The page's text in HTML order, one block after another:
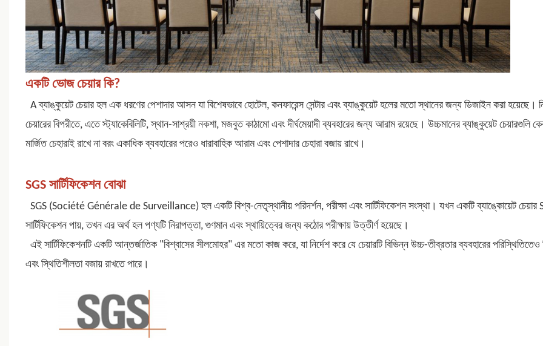
একটি ভোজ চেয়ার কি?
Aব্যাঙ্কুয়েট চেয়ারহল এক ধরণের পেশাদার আসন যা বিশেষভাবে হোটেল, কনফারেন্স সেন্টার এবং ব্যাঙ্কুয়েট হলের মতো স্থানের জন্য ডিজাইন করা হয়েছে।
চেয়ারের বিপরীতে, এতে স্ট্যাকেবিলিটি, স্থান-সাশ্রয়ী নকশা, মজবুত কাঠামো এবং দীর্ঘমেয়াদী ব্যবহারের জন্য আরাম রয়েছে। উচ্চমানের ব্যাঙ্কুয়েট চেয়ারগুলি
মার্জিত চেহারাই রাখে না বরং একাধিক ব্যবহারের পরেও ধারাবাহিক আরাম এবং পেশাদার চেহারা বজায় রাখে।
SGS সার্টিফিকেশন বোঝা
SGS (Société Générale de Surveillance) হল একটি বিশ্ব-নেতৃস্থানীয় পরিদর্শন, পরীক্ষা এবং সার্টিফিকেশন সংস্থা। যখন একটি ব্যাঙ্কোয়েট চেয়ার
সার্টিফিকেশন পায়, তখন এর অর্থ হল পণ্যটি নিরাপত্তা, গুণমান এবং স্থায়িত্বের জন্য কঠোর পরীক্ষায় উত্তীর্ণ হয়েছে।
এই সার্টিফিকেশনটি একটি আন্তর্জাতিক "বিশ্বাসের সীলমোহর" এর মতো কাজ করে, যা নির্দেশ করে যে চেয়ারটি বিভিন্ন উচ্চ-তীব্রতার ব্যবহারের পরিস্থিতিতেও
এবং স্থিতিশীলতা বজায় রাখতে পারে।